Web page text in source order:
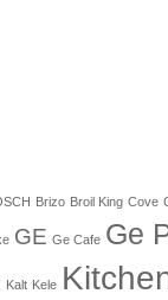
Brizo Broil King Cove
GE Ge Cafe Ge
Kalt Kele